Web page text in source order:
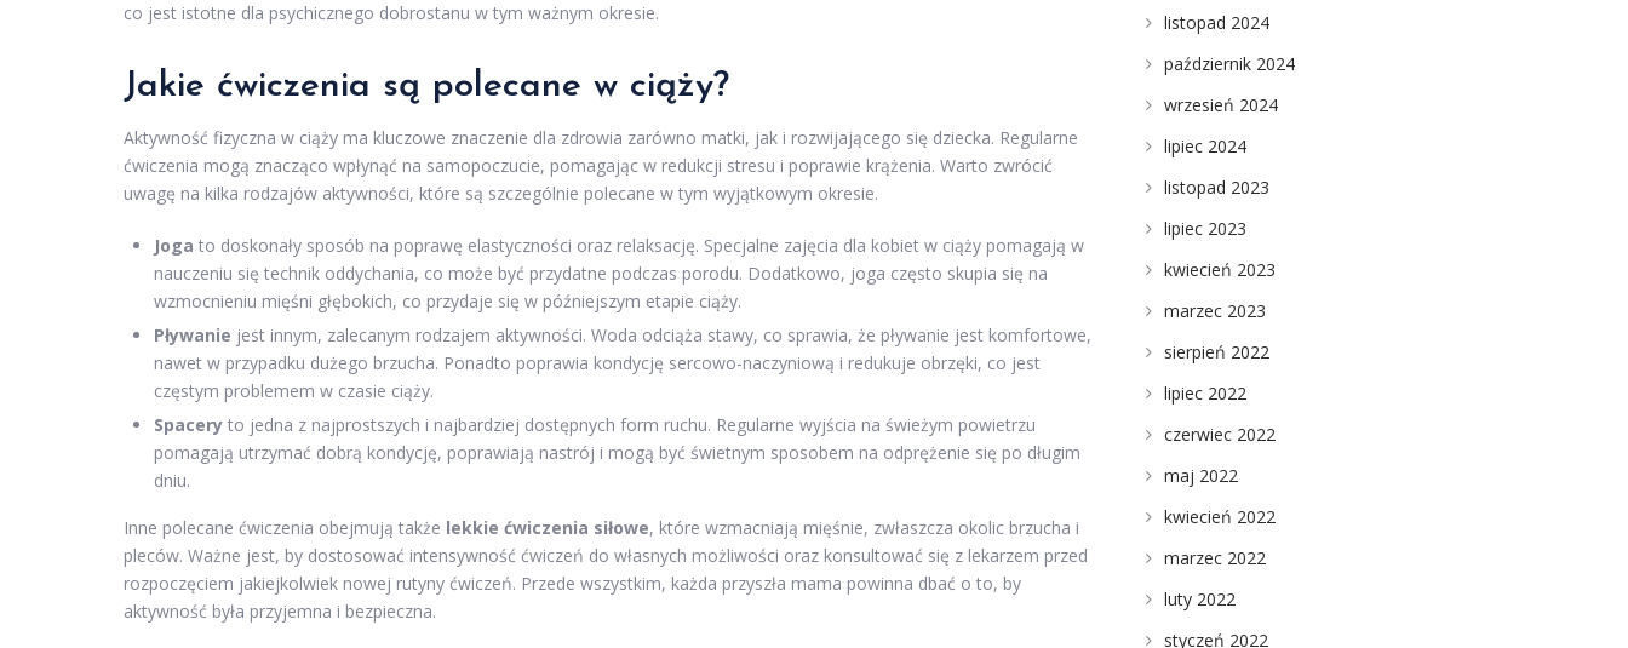
co jest istotne dla psychicznego dobrostanu w tym ważnym okresie.
Jakie ćwiczenia są polecane w ciąży?
Aktywność fizyczna w ciąży ma kluczowe znaczenie dla zdrowia zarówno matki, jak i rozwijającego się dziecka. Regularne
ćwiczenia mogą znacząco wpłynąć na samopoczucie, pomagając w redukcji stresu i poprawie krążenia. Warto zwrócić
uwagę na kilka rodzajów aktywności, które są szczególnie polecane w tym wyjątkowym okresie.
Joga to doskonały sposób na poprawę elastyczności oraz relaksację. Specjalne zajęcia dla kobiet w ciąży pomagają w
nauczeniu się technik oddychania, co może być przydatne podczas porodu. Dodatkowo, joga często skupia się na
wzmocnieniu mięśni głębokich, co przydaje się w późniejszym etapie ciąży.
Pływanie jest innym, zalecanym rodzajem aktywności. Woda odciąża stawy, co sprawia, że pływanie jest komfortowe,
nawet w przypadku dużego brzucha. Ponadto poprawia kondycję sercowo-naczyniową i redukuje obrzęki, co jest
częstym problemem w czasie ciąży.
Spacery to jedna z najprostszych i najbardziej dostępnych form ruchu. Regularne wyjścia na świeżym powietrzu
pomagają utrzymać dobrą kondycję, poprawiają nastrój i mogą być świetnym sposobem na odprężenie się po długim
dniu.
Inne polecane ćwiczenia obejmują także lekkie ćwiczenia siłowe, które wzmacniają mięśnie, zwłaszcza okolic brzucha i
pleców. Ważne jest, by dostosować intensywność ćwiczeń do własnych możliwości oraz konsultować się z lekarzem przed
rozpoczęciem jakiejkolwiek nowej rutyny ćwiczeń. Przede wszystkim, każda przyszła mama powinna dbać o to, by
aktywność była przyjemna i bezpieczna.
listopad 2024
październik 2024
wrzesień 2024
lipiec 2024
listopad 2023
lipiec 2023
kwiecień 2023
marzec 2023
sierpień 2022
lipiec 2022
czerwiec 2022
maj 2022
kwiecień 2022
marzec 2022
luty 2022
styczeń 2022